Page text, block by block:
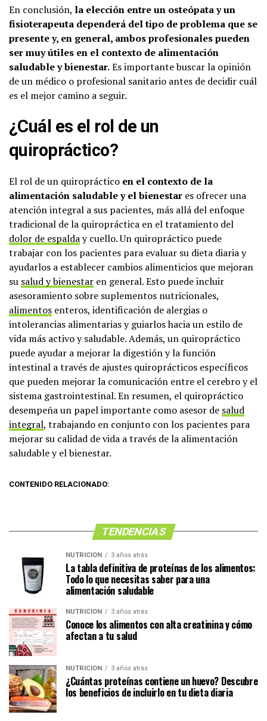
En conclusión, la elección entre un osteópata y un
fisioterapeuta dependerá del tipo de problema que se
presente y, en general, ambos profesionales pueden
ser muy útiles en el contexto de alimentación
saludable y bienestar.Es importante buscar la opinión
de un médico o profesional sanitario antes de decidir cuál
es el mejor camino a seguir.
¿Cuál es el rol de un
quiropráctico?
El rol de un quiropráctico en el contexto de la
alimentación saludable y el bienestar es ofrecer una
atención integral a sus pacientes, más allá del enfoque
tradicional de la quiropráctica en el tratamiento del
dolor de espalday cuello. Un quiropráctico puede
trabajar con los pacientes para evaluar su dieta diaria y
ayudarlos a establecer cambios alimenticios que mejoran
su salud y bienestar en general. Esto puede incluir
asesoramiento sobre suplementos nutricionales,
alimentos enteros, identificación de alergias o
intolerancias alimentarias y guiarlos hacia un estilo de
vida más activo y saludable. Además, un quiropráctico
puede ayudar a mejorar la digestión y la función
intestinal a través de ajustes quiroprácticos específicos
que pueden mejorar la comunicación entre el cerebro y el
sistema gastrointestinal. En resumen, el quiropráctico
desempeña un papel importante como asesor de salud
integral, trabajando en conjunto con los pacientes para
mejorar su calidad de vida a través de la alimentación
saludable y el bienestar.
CONTENIDO RELACIONADO:
TENDENCIAS
NUTRICIÓN 3 años atrás
La tabla definitiva de proteínas de los alimentos:
Todo lo que necesitas saber para una
alimentación saludable
NUTRICIÓN 3 años atrás
Conoce los alimentos con alta creatinina y cómo
afectan a tu salud
NUTRICIÓN 3 años atrás
¿Cuántas proteínas contiene un huevo? Descubre
los beneficios de incluirlo en tu dieta diaria